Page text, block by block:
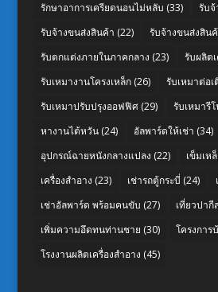
รักษาอาการเครียดนอนไม่หลับ (33) รับ
รับจ้างขนส่งสินค้า (22) รับจ้างขนส่งสิน
รับตกแต่งภายในภาคกลาง (23) รับผลิต
รับเหมางานโครงเหล็ก(26) รับเหมาต่อ
รับเหมาปรับปรุงออฟฟิศ(29) รับเหมารี
หางานไต้หวัน(24) อัลพาร์ดให้เช่า (34)
อุปกรณ์ฉายหนังกลางแปลง (22) เข็มเห
เครื่องสำอาง (23) เช่ารถตู้กระบี่ (24)
เช่าอัลพาร์ด พร้อมคนขับ (27) เที่ยวปา
เพิ่มความอึดทนท่านชาย (30) โครงกา
โรงงานผลิตเครื่องสำอาง (45)